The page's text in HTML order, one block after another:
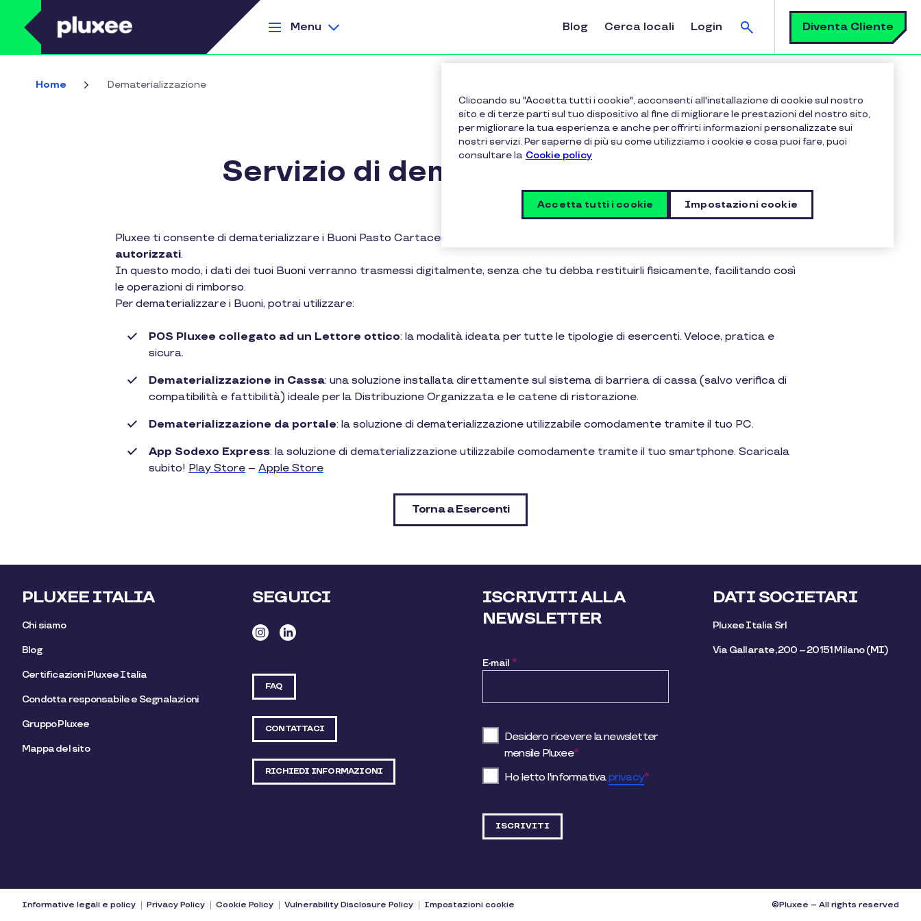
Salta al contenuto principale
Menu
Blog Cerca locali Login
Cerca
Diventa Cliente
Home Dematerializzazione
Servizio di dematerializzazione
Pluxee ti consente di dematerializzare i Buoni Pasto Cartacei e i Buoni Acquisto Cartacei, tramite
autorizzati.
In questo modo, i dati dei tuoi Buoni verranno trasmessi digitalmente, senza che tu debba restituirli fisicamente, facilitando così
le operazioni di rimborso.
Per dematerializzare i Buoni, potrai utilizzare:
POS Pluxee collegato ad un Lettore ottico: la modalità ideata per tutte le tipologie di esercenti. Veloce, pratica e
sicura.
Dematerializzazione in Cassa: una soluzione installata direttamente sul sistema di barriera di cassa (salvo verifica di
compatibilità e fattibilità) ideale per la Distribuzione Organizzata e le catene di ristorazione.
Dematerializzazione da portale: la soluzione di dematerializzazione utilizzabile comodamente tramite il tuo PC.
App Sodexo Express: la soluzione di dematerializzazione utilizzabile comodamente tramite il tuo smartphone. Scaricala
subito! Play Store – Apple Store
Torna a Esercenti
PLUXEE ITALIA
Chi siamo
Blog
Certificazioni Pluxee Italia
Condotta responsabile e Segnalazioni
Gruppo Pluxee
Mappa del sito
SEGUICI
FAQ
CONTATTACI
RICHIEDI INFORMAZIONI
ISCRIVITI ALLA
NEWSLETTER
E-mail *
Desidero ricevere la newsletter
mensile Pluxee*
Ho letto l'informativaprivacy*
DATI SOCIETARI
Pluxee Italia Srl
Via Gallarate, 200 – 20151 Milano (MI)
Informative legali e policy Privacy Policy Cookie Policy Vulnerability Disclosure Policy Impostazioni cookie ©Pluxee – All rights reserved
Cliccando su "Accetta tutti i cookie", acconsenti all'installazione di cookie sul nostro
sito e di terze parti sul tuo dispositivo al fine di migliorare le prestazioni del nostro sito,
per migliorare la tua esperienza e anche per offrirti informazioni personalizzate sui
nostri servizi. Per saperne di più su come utilizziamo i cookie e cosa puoi fare, puoi
consultare la Cookie policy
Impostazioni cookie
Accetta tutti i cookie